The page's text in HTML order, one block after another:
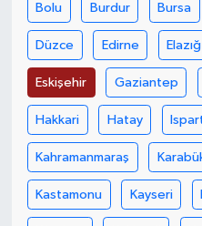
Bolu Burdur Bursa
Düzce Edirne Elazığ
Eskişehir Gaziantep
Hakkari Hatay
Kahramanmaraş
Kastamonu Kayseri